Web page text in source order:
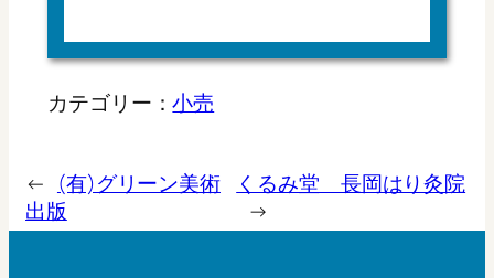
カテゴリー：小売
← (有)グリーン美術
出版
くるみ堂 長岡はり灸院
→